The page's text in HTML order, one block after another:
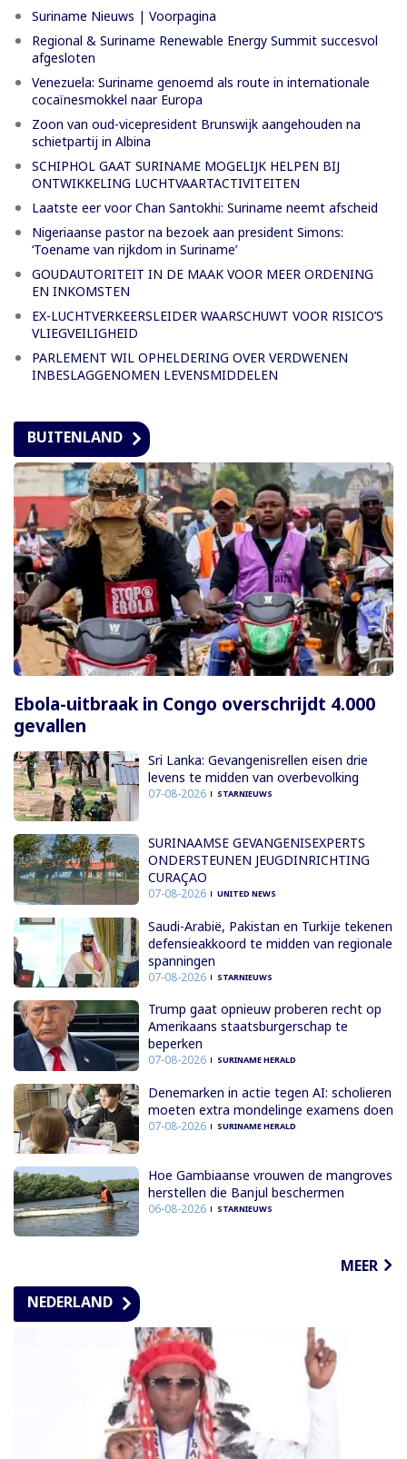
Suriname Nieuws | Voorpagina
Regional & Suriname Renewable Energy Summit succesvol
afgesloten
Venezuela: Suriname genoemd als route in internationale
cocaïnesmokkel naar Europa
Zoon van oud-vicepresident Brunswijk aangehouden na
schietpartij in Albina
SCHIPHOL GAAT SURINAME MOGELIJK HELPEN BIJ
ONTWIKKELING LUCHTVAARTACTIVITEITEN
Laatste eer voor Chan Santokhi: Suriname neemt afscheid
Nigeriaanse pastor na bezoek aan president Simons:
‘Toename van rijkdom in Suriname’
GOUDAUTORITEIT IN DE MAAK VOOR MEER ORDENING
EN INKOMSTEN
EX-LUCHTVERKEERSLEIDER WAARSCHUWT VOOR RISICO’S
VLIEGVEILIGHEID
PARLEMENT WIL OPHELDERING OVER VERDWENEN
INBESLAGGENOMEN LEVENSMIDDELEN
BUITENLAND
Ebola-uitbraak in Congo overschrijdt 4.000
gevallen
Sri Lanka: Gevangenisrellen eisen drie
levens te midden van overbevolking
07-08-2026 STARNIEUWS
SURINAAMSE GEVANGENISEXPERTS
ONDERSTEUNEN JEUGDINRICHTING
CURAÇAO
07-08-2026 UNITED NEWS
Saudi-Arabië, Pakistan en Turkije tekenen
defensieakkoord te midden van regionale
spanningen
07-08-2026 STARNIEUWS
Trump gaat opnieuw proberen recht op
Amerikaans staatsburgerschap te
beperken
07-08-2026 SURINAME HERALD
Denemarken in actie tegen AI: scholieren
moeten extra mondelinge examens doen
07-08-2026 SURINAME HERALD
Hoe Gambiaanse vrouwen de mangroves
herstellen die Banjul beschermen
06-08-2026 STARNIEUWS
MEER
NEDERLAND